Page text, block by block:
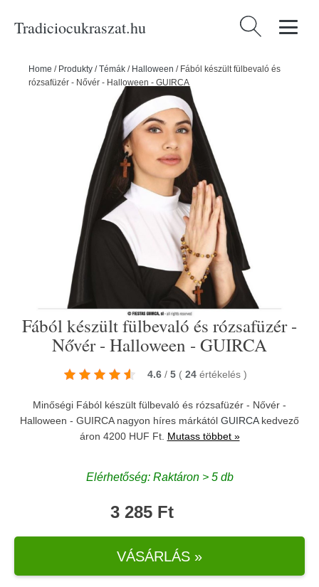
Tradiciocukraszat.hu Keresés:
Home / Produkty /Témák / Halloween / Fából készült fülbevaló és
rózsafüzér - Nővér - Halloween - GUIRCA
Fából készült fülbevaló és rózsafüzér -
Nővér - Halloween - GUIRCA
4.6 / 5 ( 24 értékelés )
Minőségi Fából készült fülbevaló és rózsafüzér - Nővér -
Halloween - GUIRCA nagyon híres márkától GUIRCAkedvező
áron 4200 HUF Ft. Mutass többet »
Elérhetőség: Raktáron > 5 db
3 285 Ft
VÁSÁRLÁS »